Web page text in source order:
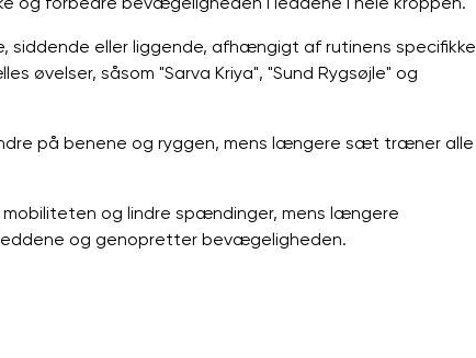
siddende eller liggende, afhængigt af rutinens specifikke
øvelser, såsom "Sarva Kriya", "Sund Rygsøjle" og
på benene og ryggen, mens længere sæt træner alle
og lindre spændinger, mens længere
og genopretter bevægeligheden.